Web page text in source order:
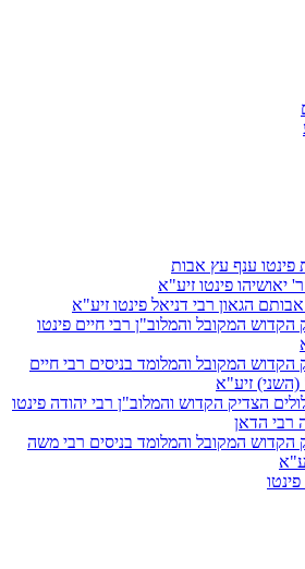
ענף עץ אבות
יאושיהו פינטו זיע"א
הגאון רבי דניאל פינטו זיע"א
הקדוש המקובל והמלוב"ן רבי חיים פינטו
הקדוש המקובל והמלומד בניסים רבי חיים
זיע"א
הצדיק הקדוש והמלוב"ן רבי יהודה פינטו
רבי הדאן
הקדוש המקובל והמלומד בניסים רבי משה